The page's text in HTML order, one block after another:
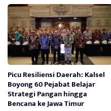
Picu Resiliensi Daerah: Kalsel
Boyong 60 Pejabat Belajar
Strategi Pangan hingga
Bencana ke Jawa Timur